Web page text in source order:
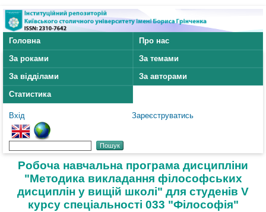
Головна
Про нас
За роками
За темами
За відділами
За авторами
Статистика
Вхід Зареєструватись
Робоча навчальна програма дисципліни
"Методика викладання філософських
дисциплін у вищій школі" для студенів V
курсу спеціальності 033 "Філософія"